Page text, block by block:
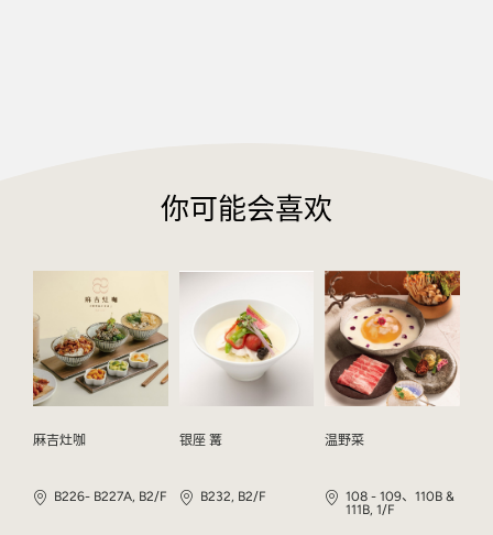
你可能会喜欢
麻吉灶咖
B226- B227A, B2/F
银座 篝
B232, B2/F
温野菜
108 - 109、110B &
111B, 1/F